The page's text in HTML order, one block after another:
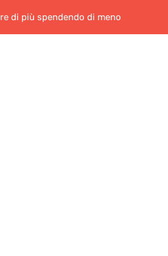
di più spendendo di meno